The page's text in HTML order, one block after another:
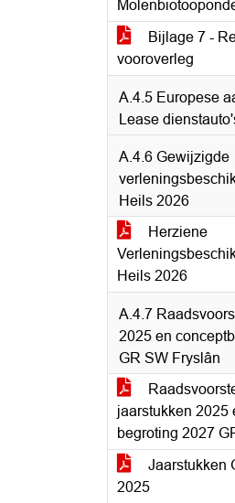
Bijlage 7 -
vooroverleg
A.4.5 Europese
Lease
A.4.6 Gewijzigde
Heils 2026
Herziene
Heils 2026
A.4.7
2025 en
GR SW Fryslân
jaarstukken 2025
begroting 2027
Jaarstukken
2025